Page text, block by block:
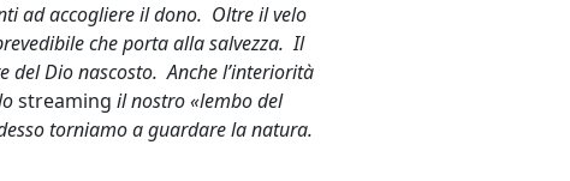
ad accogliere il dono. Oltre il velo
che porta alla salvezza. Il
del Dio nascosto. Anche l’interiorità
streaming il nostro «lembo del
torniamo a guardare la natura.